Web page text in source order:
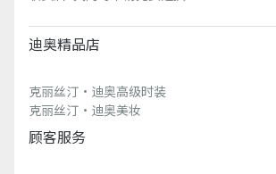
迪奥精品店
克丽丝汀·迪奥高级时装
克丽丝汀·迪奥美妆
顾客服务